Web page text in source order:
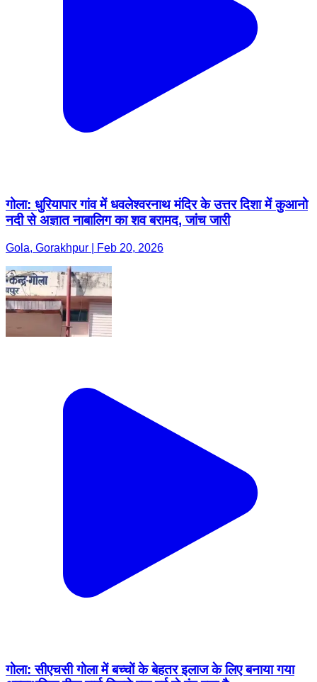
गोला: धुरियापार गांव में धवलेश्वरनाथ मंदिर के उत्तर दिशा में कुआनो
नदी से अज्ञात नाबालिग का शव बरामद, जांच जारी
Gola, Gorakhpur | Feb 20, 2026
गोला: सीएचसी गोला में बच्चों के बेहतर इलाज के लिए बनाया गया